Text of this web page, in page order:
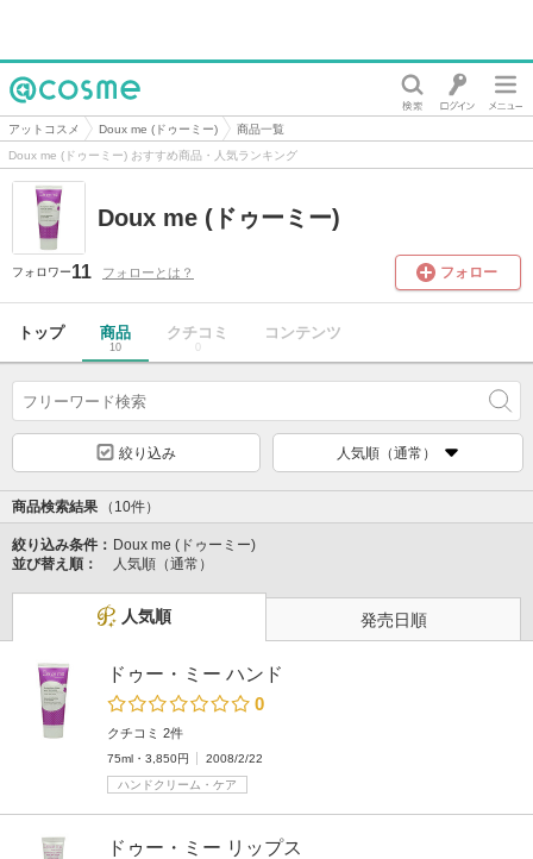
@cosme
アットコスメ Doux me (ドゥーミー)
商品一覧
Doux me (ドゥーミー) おすすめ商品・人気ランキング
Doux me (ドゥーミー)
フォロワー11 フォローとは？ フォロー
トップ 商品
10
クチコミ
0
コンテンツ
絞り込み 人気順（通常）
商品検索結果 （10件）
絞り込み条件： Doux me (ドゥーミー)
並び替え順：
人気順（通常）
人気順 発売日順
ドゥー・ミー ハンド
0
クチコミ 2件
75ml・3,850円
2008/2/22
ハンドクリーム・ケア
ドゥー・ミー リップス